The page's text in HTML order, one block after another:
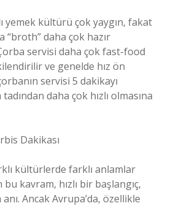
yemek kültürü çok yaygın, fakat
“broth” daha çok hazır
servisi daha çok fast-food
ve genelde hız ön
servisi 5 dakikayı
daha çok hızlı olmasına
Dakikası
kültürlerde farklı anlamlar
kavram, hızlı bir başlangıç,
Ancak Avrupa’da, özellikle